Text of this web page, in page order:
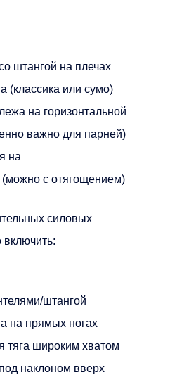
штангой на плечах
(классика или сумо)
на горизонтальной
важно для парней)
на
(можно с отягощением)
силовых
штангой
на прямых ногах
тяга широким хватом
наклоном вверх